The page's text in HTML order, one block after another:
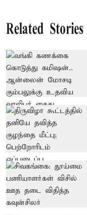
Related Stories